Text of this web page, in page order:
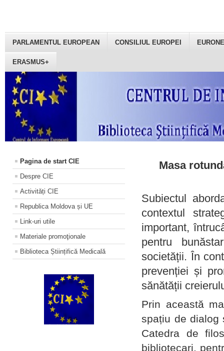
PARLAMENTUL EUROPEAN CONSILIUL EUROPEI
ERASMUS+
Pagina de start CIE
Despre CIE
Activități CIE
Republica Moldova și UE
Link-uri utile
Materiale promoţionale
Biblioteca Științifică Medicală
Masa
Subiectul
contextul
important,
pentru
societății. În
prevenției și
sănătății
Prin această
spațiu de dialog
Catedra de
bibliotecari,